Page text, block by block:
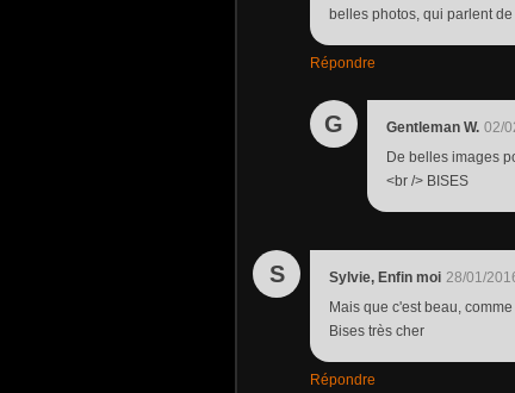
belles photos, qui parlent
Répondre
G Gentleman W. 02/
De belles images
<br /> BISES
S Sylvie, Enfin moi 28/01/
Mais que c'est beau,
Bises très cher
Répondre